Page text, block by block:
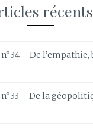
récents
– De l’empathie,
– De la